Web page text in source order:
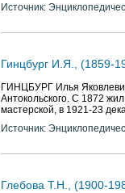
Источник:
Гинцбург И.Я., (1859-
ГИНЦБУРГ Илья
Антокольского. С 1872
мастерской, в 1921-23
Источник:
Глебова Т.Н., (1900-